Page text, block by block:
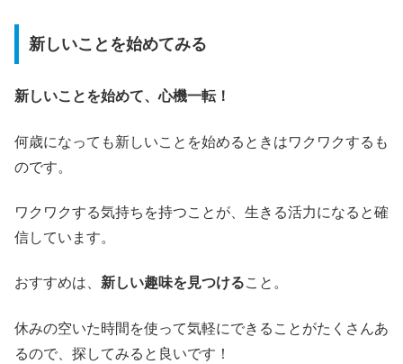
新しいことを始めてみる
新しいことを始めて、心機一転！
何歳になっても新しいことを始めるときはワクワクするも
のです。
ワクワクする気持ちを持つことが、生きる活力になると確
信しています。
おすすめは、 新しい趣味を見つけること。
休みの空いた時間を使って気軽にできることがたくさんあ
るので、探してみると良いです！